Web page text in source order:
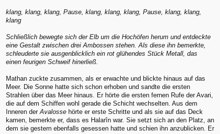
klang, klang, klang, Pause, klang, klang, klang, Pause, klang, klang,
klang
Schließlich bewegte sich der Elb um die Hochöfen herum und entdeckte
eine Gestalt zwischen drei Ambossen stehen. Als diese ihn bemerkte,
schleuderte sie ausgenblicklich ein rot glühendes Stück Metall, das
einen feurigen Schweif hinerließ.
Mathan zuckte zusammen, als er erwachte und blickte hinaus auf das
Meer. Die Sonne hatte sich schon erhoben und sandte die ersten
Strahlen über das Meer hinaus. Er hörte die ersten fernen Rufe der Avari,
die auf dem Schiffen wohl gerade die Schicht wechselten. Aus dem
Inneren derAvalosse hörte er erste Schritte und als sie auf das Deck
kamen, bemerkte er, dass es Halarîn war. Sie setzt sich an den Platz, an
dem sie gestern ebenfalls gesessen hatte und schien ihn anzublicken. Er